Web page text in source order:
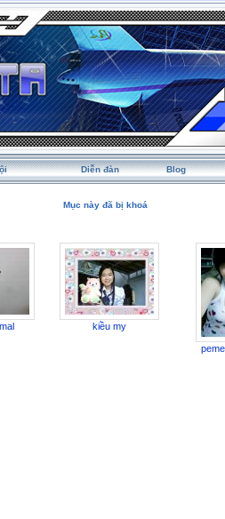
Diễn đàn Blog
Mục này đã bị khoá
kiều my